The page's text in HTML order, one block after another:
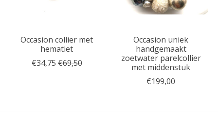
Occasion collier met
hematiet
€34,75 €69,50
Occasion uniek
handgemaakt
zoetwater parelcollier
met middenstuk
€199,00